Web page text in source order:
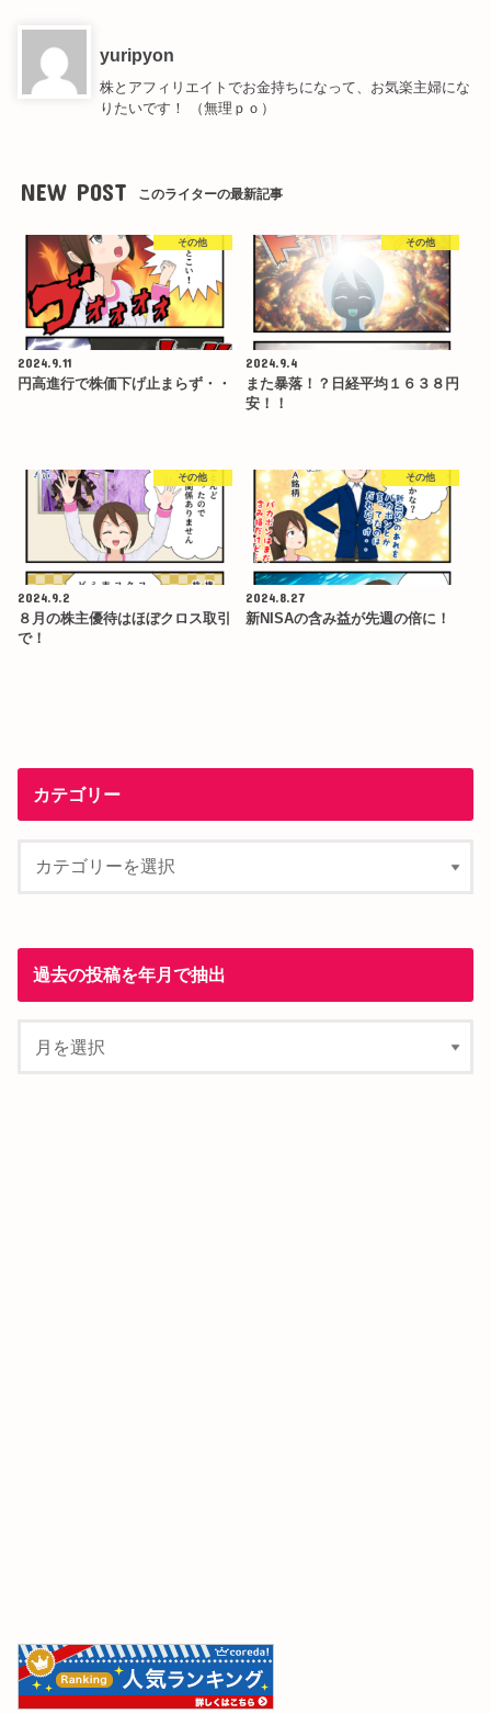
yuripyon
株とアフィリエイトでお金持ちになって、お気楽主婦にな
りたいです！ （無理ｐｏ）
NEW POST このライターの最新記事
その他
2024.9.11
円高進行で株価下げ止まらず・・
その他
2024.9.4
また暴落！？日経平均１６３８円
安！！
その他
2024.9.2
８月の株主優待はほぼクロス取引
で！
その他
2024.8.27
新NISAの含み益が先週の倍に！
カテゴリー
過去の投稿を年月で抽出